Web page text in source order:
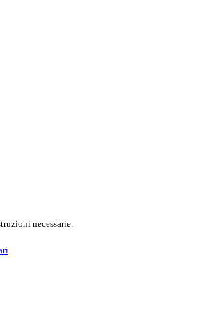
necessarie.